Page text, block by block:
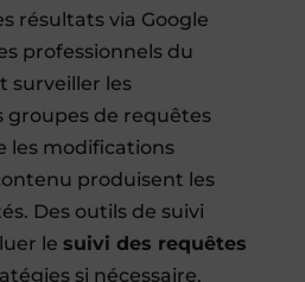
résultats via Google
professionnels du
surveiller les
groupes de requêtes
les modifications
produisent les
Des outils de suivi
le suivi des requêtes
si nécessaire.